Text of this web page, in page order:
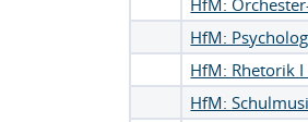
HfM:
HfM: Rhetorik
HfM: